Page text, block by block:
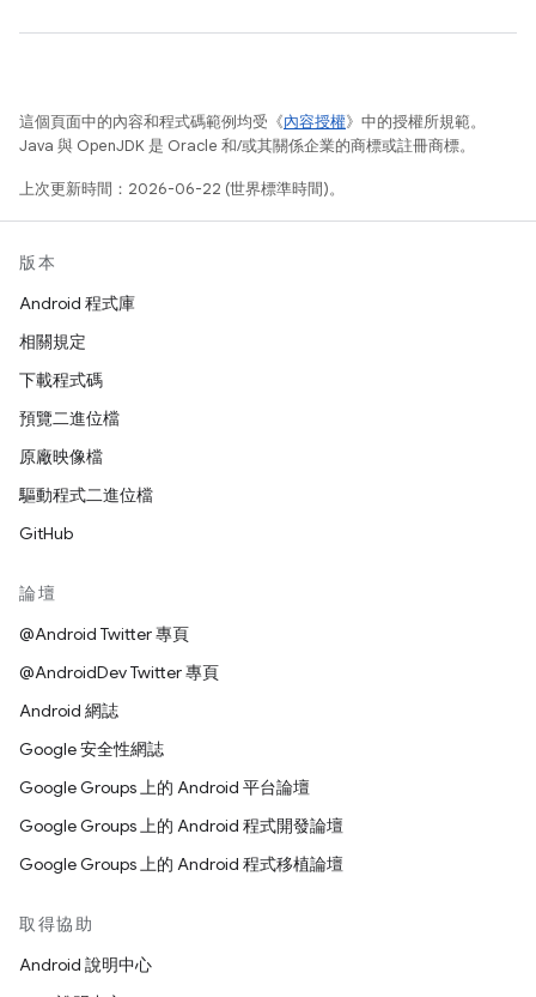
這個頁面中的內容和程式碼範例均受《內容授權》中的授權所規範。
Java 與 OpenJDK 是 Oracle 和/或其關係企業的商標或註冊商標。
上次更新時間：2026-06-22 (世界標準時間)。
版本
Android 程式庫
相關規定
下載程式碼
預覽二進位檔
原廠映像檔
驅動程式二進位檔
GitHub
論壇
@Android Twitter 專頁
@AndroidDev Twitter 專頁
Android 網誌
Google 安全性網誌
Google Groups 上的 Android 平台論壇
Google Groups 上的 Android 程式開發論壇
Google Groups 上的 Android 程式移植論壇
取得協助
Android 說明中心